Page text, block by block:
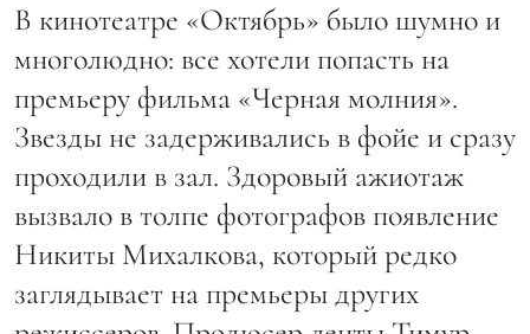
В кинотеатре «Октябрь» было шумно и
многолюдно: все хотели попасть на
премьеру фильма «Черная молния».
Звезды не задерживались в фойе и сразу
проходили в зал. Здоровый ажиотаж
вызвало в толпе фотографов появление
Никиты Михалкова, который редко
заглядывает на премьеры других